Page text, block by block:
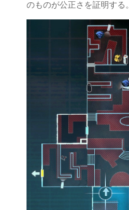
のものが公正さを証明する。